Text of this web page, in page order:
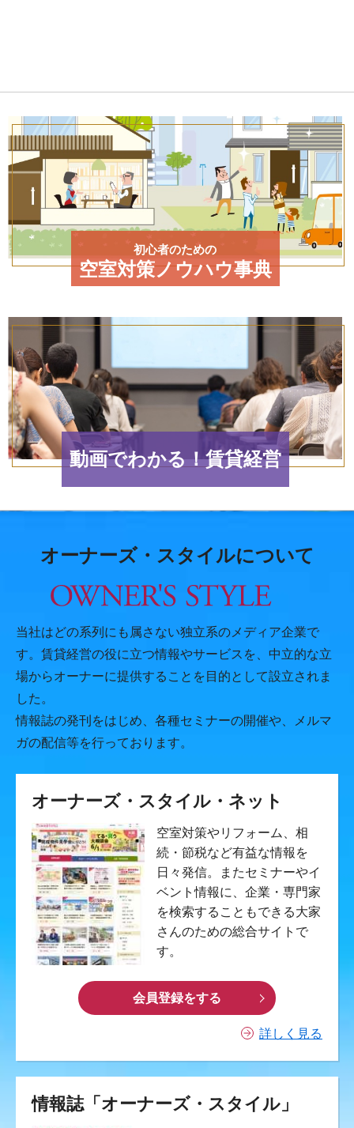
初心者のための
空室対策ノウハウ事典
動画でわかる！賃貸経営
オーナーズ・スタイルについて
当社はどの系列にも属さない独立系のメディア企業で
す。賃貸経営の役に立つ情報やサービスを、中立的な立
場からオーナーに提供することを目的として設立されま
した。
情報誌の発刊をはじめ、各種セミナーの開催や、メルマ
ガの配信等を行っております。
オーナーズ・スタイル・ネット
空室対策やリフォーム、相
続・節税など有益な情報を
日々発信。またセミナーやイ
ベント情報に、企業・専門家
を検索することもできる大家
さんのための総合サイトで
す。
会員登録をする
詳しく見る
情報誌「オーナーズ・スタイル」